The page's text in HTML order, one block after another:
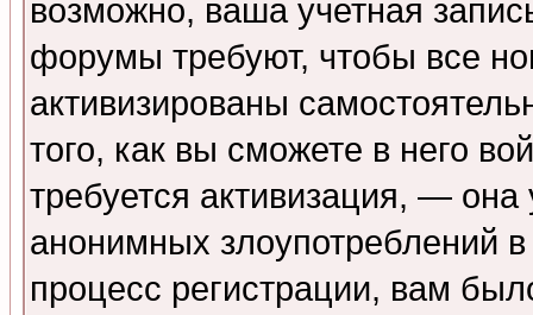
возможно, ваша учетная
форумы требуют, чтобы все
активизированы
того, как вы сможете в него
требуется активизация, —
анонимных злоупотреблений
процесс регистрации, вам